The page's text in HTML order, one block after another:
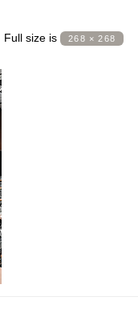
Full size is 268 × 268